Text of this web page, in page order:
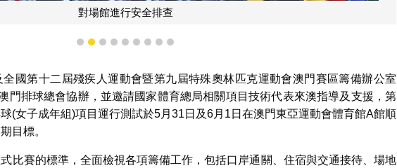
對場館進行安全排查
1 2 3 4 5 6 7 8 9
國第十二屆殘疾人運動會暨第九屆特殊奧林匹克運動會澳門賽區籌備辦公室
澳門排球總會協辦，並邀請國家體育總局相關項目技術代表來澳指導及支援，第
(女子成年組)項目運行測試於5月31日及6月1日在澳門東亞運動會體育館A館順
目標。
比賽的標準，全面檢視各項籌備工作，包括口岸通關、住宿與交通接待、場地